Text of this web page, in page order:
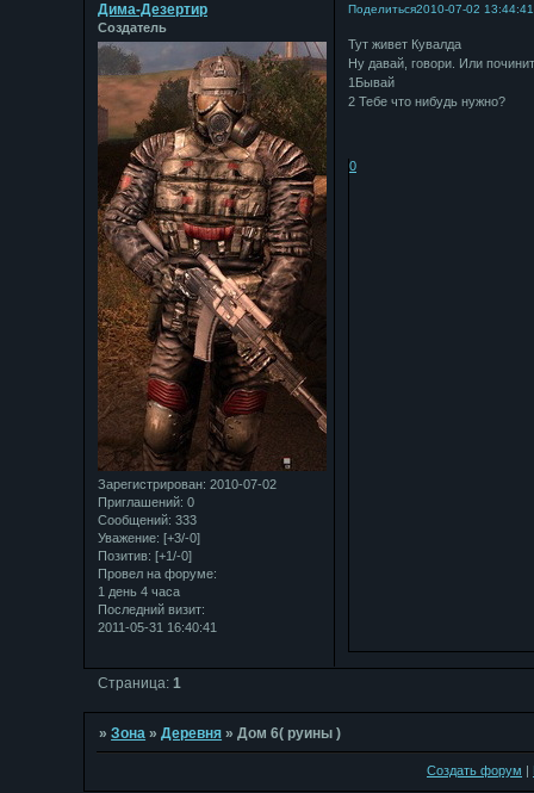
Поделиться2010-07-02 13:44:41
Дима-Дезертир
Создатель
Зарегистрирован: 2010-07-02
Приглашений: 0
Сообщений: 333
Уважение: [+3/-0]
Позитив: [+1/-0]
Провел на форуме:
1 день 4 часа
Последний визит:
2011-05-31 16:40:41
Тут живет Кувалда
Ну давай, говори. Или
1Бывай
2 Тебе что нибудь нужно?
0
Страница:1
»Зона »Деревня »Дом 6( руины )
Создать форум